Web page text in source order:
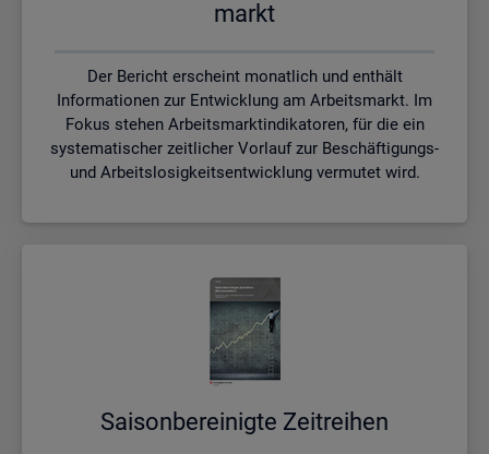
markt
Der Bericht erscheint monatlich und enthält
Informationen zur Entwicklung am Arbeitsmarkt. Im
Fokus stehen Arbeitsmarktindikatoren, für die ein
systematischer zeitlicher Vorlauf zur Beschäftigungs-
und Arbeitslosigkeitsentwicklung vermutet wird.
Sai­son­be­rei­nig­te Zeit­rei­hen